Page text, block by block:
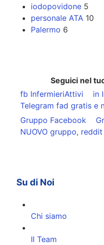
iodopovidone 5
personale ATA 10
Palermo 6
Seguici nel
fb InfermieriAttivi
in
Telegram fad gratis e
Gruppo Facebook
NUOVO gruppo, reddit
Su di Noi
Chi siamo
Il Team